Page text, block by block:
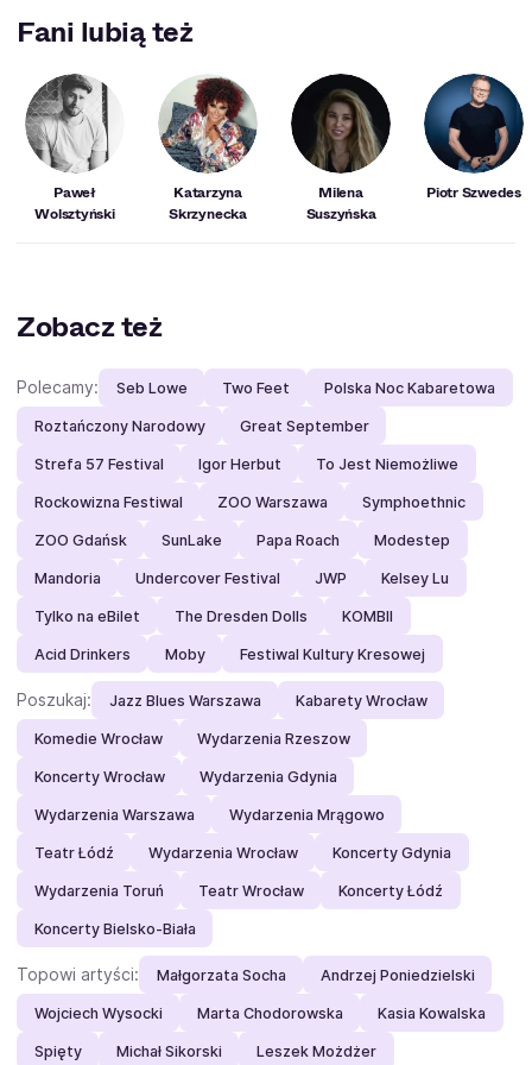
Dramatycznym i Teatrem Syrena.
Fani lubią też
Paweł
Wolsztyński
Katarzyna
Skrzynecka
Milena
Suszyńska
Piotr Szwedes
Zobacz też
Polecamy: Seb Lowe Two Feet Polska Noc Kabaretowa
Roztańczony Narodowy Great September
Strefa 57 Festival Igor Herbut To Jest Niemożliwe
Rockowizna Festiwal ZOO Warszawa Symphoethnic
ZOO Gdańsk SunLake Papa Roach Modestep
Mandoria Undercover Festival JWP Kelsey Lu
Tylko na eBilet The Dresden Dolls KOMBII
Acid Drinkers Moby Festiwal Kultury Kresowej
Poszukaj: Jazz Blues Warszawa Kabarety Wrocław
Komedie Wrocław Wydarzenia Rzeszow
Koncerty Wrocław Wydarzenia Gdynia
Wydarzenia Warszawa Wydarzenia Mrągowo
Teatr Łódź Wydarzenia Wrocław Koncerty Gdynia
Wydarzenia Toruń Teatr Wrocław Koncerty Łódź
Koncerty Bielsko-Biała
Topowi artyści: Małgorzata Socha Andrzej Poniedzielski
Wojciech Wysocki Marta Chodorowska Kasia Kowalska
Spięty Michał Sikorski Leszek Możdżer